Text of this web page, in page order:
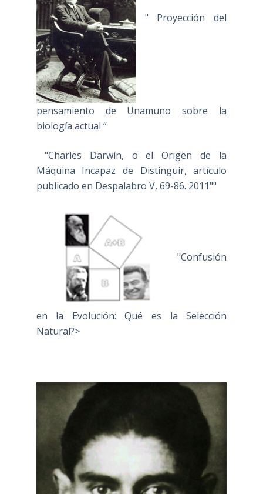
" Proyección del
pensamiento de Unamuno sobre la
biología actual “
"Charles Darwin, o el Origen de la
Máquina Incapaz de Distinguir, artículo
publicado en Despalabro V, 69-86. 2011""
"Confusión
en la Evolución: Qué es la Selección
Natural?>